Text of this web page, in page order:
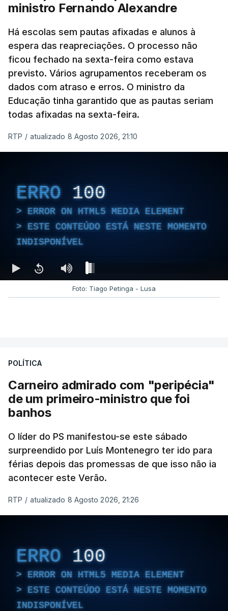
ministro Fernando Alexandre
Há escolas sem pautas afixadas e alunos à
espera das reapreciações. O processo não
ficou fechado na sexta-feira como estava
previsto. Vários agrupamentos receberam os
dados com atraso e erros. O ministro da
Educação tinha garantido que as pautas seriam
todas afixadas na sexta-feira.
RTP / atualizado 8 Agosto 2026, 21:10
ERRO 100
ERROR ON HTML5 MEDIA ELEMENT
ESTE CONTEÚDO ESTÁ NESTE MOMENTO
INDISPONÍVEL
Foto: Tiago Petinga - Lusa
POLÍTICA
Carneiro admirado com "peripécia"
de um primeiro-ministro que foi
banhos
O líder do PS manifestou-se este sábado
surpreendido por Luís Montenegro ter ido para
férias depois das promessas de que isso não ia
acontecer este Verão.
RTP / atualizado 8 Agosto 2026, 21:26
ERRO 100
ERROR ON HTML5 MEDIA ELEMENT
ESTE CONTEÚDO ESTÁ NESTE MOMENTO
INDISPONÍVEL